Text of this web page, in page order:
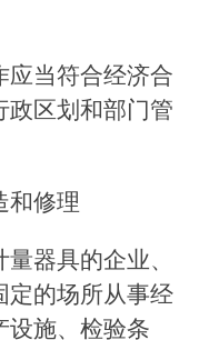
当符合经济合
政区划和部门管
修理
器具的企业、
定的场所从事经
设施、检验条